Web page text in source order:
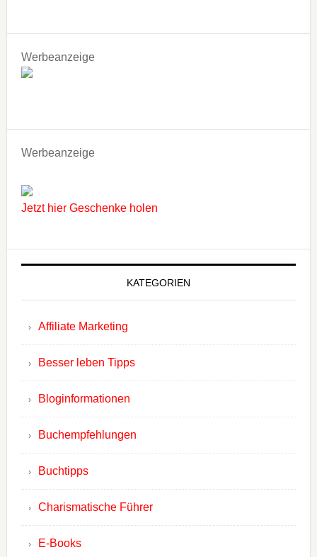
Werbeanzeige
Werbeanzeige
Jetzt hier Geschenke holen
KATEGORIEN
Affiliate Marketing
Besser leben Tipps
Bloginformationen
Buchempfehlungen
Buchtipps
Charismatische Führer
E-Books